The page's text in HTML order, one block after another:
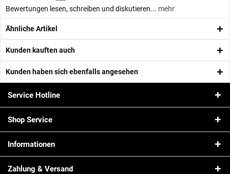
Bewertungen lesen, schreiben und diskutieren... mehr
Ähnliche Artikel
Kunden kauften auch
Kunden haben sich ebenfalls angesehen
Service Hotline
Shop Service
Informationen
Zahlung & Versand